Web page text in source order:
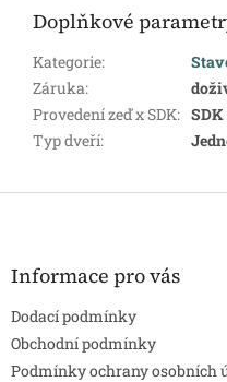
Doplňkové
Kategorie:
Záruka:
Provedení zeď x SDK: SDK
Typ dveří:
Z
Informace pro vás
Dodací podmínky
Obchodní podmínky
Podmínky ochrany osobních